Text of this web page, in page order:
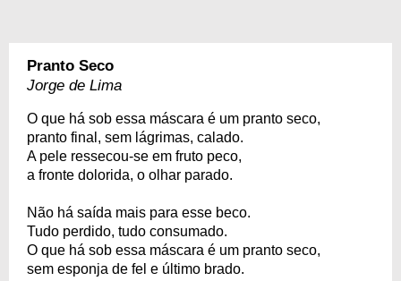
Pranto Seco
Jorge de Lima
O que há sob essa máscara é um pranto seco,
pranto final, sem lágrimas, calado.
A pele ressecou-se em fruto peco,
a fronte dolorida, o olhar parado.
Não há saída mais para esse beco.
Tudo perdido, tudo consumado.
O que há sob essa máscara é um pranto seco,
sem esponja de fel e último brado.